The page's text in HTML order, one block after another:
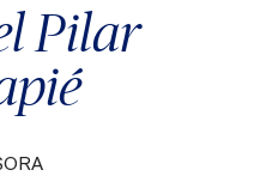
Pilar